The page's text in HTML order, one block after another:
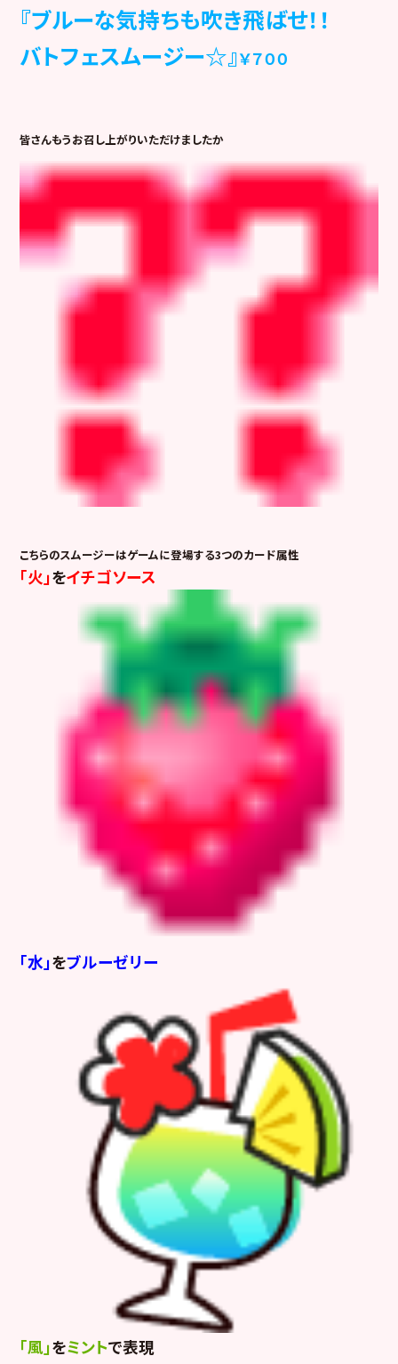
『ブルーな気持ちも吹き飛ばせ！！
バトフェスムージー☆』￥７００
皆さんもうお召し上がりいただけましたか
こちらのスムージーはゲームに登場する3つのカード属性
「火」をイチゴソース
「水」をブルーゼリー
「風」をミントで表現